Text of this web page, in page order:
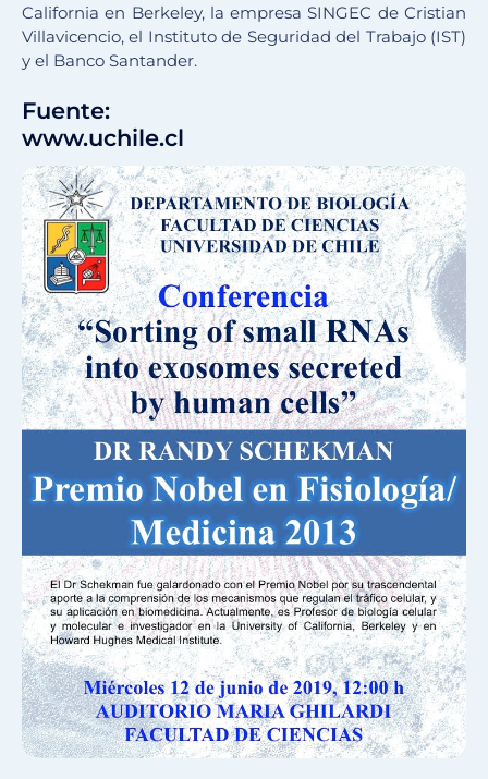
California en Berkeley, la empresa SINGEC de Cristian
Villavicencio, el Instituto de Seguridad del Trabajo (IST)
y el Banco Santander.
Fuente:
www.uchile.cl